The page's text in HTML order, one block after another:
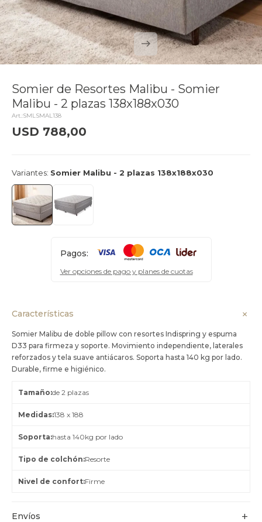
Somier de Resortes Malibu - Somier
Malibu - 2 plazas 138x188x030
SMLSMAL138
USD 788,00
Variantes: Somier Malibu - 2 plazas 138x188x030
Pagos:
Ver opciones de pago y planes de cuotas
Características
Somier Malibu de doble pillow con resortes Indispring y espuma
D33 para firmeza y soporte. Movimiento independiente, laterales
reforzados y tela suave antiácaros. Soporta hasta 140 kg por lado.
Durable, firme e higiénico.
Tamaño de 2 plazas
Medidas 138 x 188
Soporta hasta 140kg por lado
Tipo de colchón Resorte
Nivel de confort Firme
Envíos